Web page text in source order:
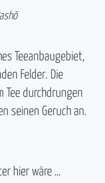
Teeanbaugebiet,
Felder. Die
Tee durchdrungen
seinen Geruch an.
hier wäre …